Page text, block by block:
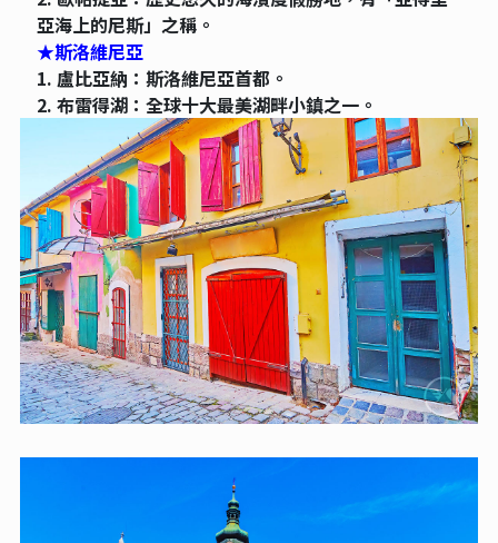
亞海上的尼斯」之稱。
★斯洛維尼亞
1. 盧比亞納：斯洛維尼亞首都。
2. 布雷得湖：全球十大最美湖畔小鎮之一。